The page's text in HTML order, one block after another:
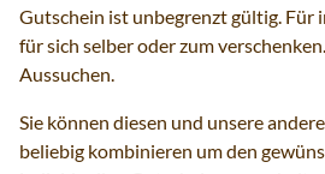
Gutschein ist unbegrenzt gültig. Für
für sich selber oder zum
Aussuchen.
Sie können diesen und unsere
beliebig kombinieren um den